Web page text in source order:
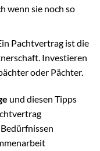
wenn sie noch so
Pachtvertrag ist die
Investieren
oder Pächter.
und diesen Tipps